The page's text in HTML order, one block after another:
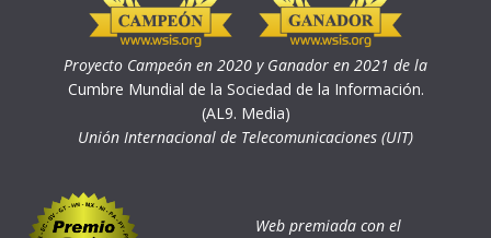
Proyecto Campeón en 2020 y Ganador en 2021 de la
Cumbre Mundial de la Sociedad de la Información.
(AL9. Media)
Unión Internacional de Telecomunicaciones (UIT)
Web premiada con el